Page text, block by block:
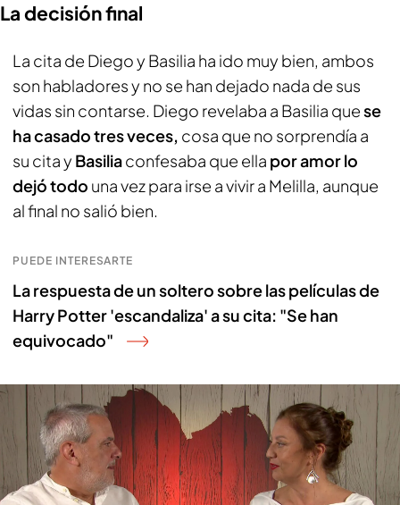
La decisión final
La cita de Diego y Basilia ha ido muy bien, ambos
son habladores y no se han dejado nada de sus
vidas sin contarse. Diego revelaba a Basilia quese
ha casado tres veces, cosa que no sorprendía a
su cita y Basiliaconfesaba que ella por amor lo
dejó todo una vez para irse a vivir a Melilla, aunque
al final no salió bien.
PUEDE INTERESARTE
La respuesta de un soltero sobre las películas de
Harry Potter 'escandaliza' a su cita: "Se han
equivocado"